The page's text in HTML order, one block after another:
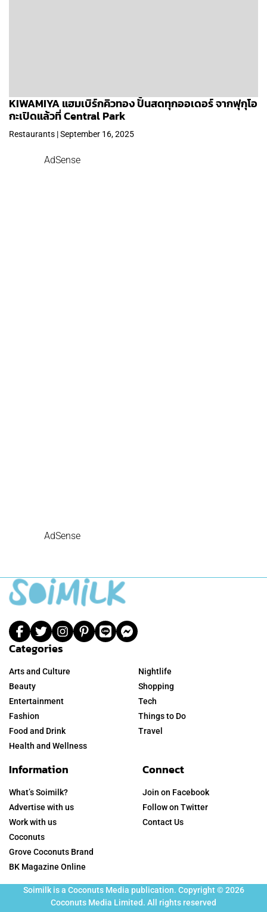
KIWAMIYA แฮมเบิร์กคิวทอง ปั้นสดทุกออเดอร์ จากฟุกุโอ
กะเปิดแล้วที่ Central Park
Restaurants | September 16, 2025
AdSense
AdSense
Categories
Arts and Culture
Beauty
Entertainment
Fashion
Food and Drink
Health and Wellness
Nightlife
Shopping
Tech
Things to Do
Travel
Information
What’s Soimilk?
Advertise with us
Work with us
Coconuts
Grove Coconuts Brand
BK Magazine Online
Connect
Join on Facebook
Follow on Twitter
Contact Us
Soimilk is a Coconuts Media publication. Copyright © 2026
Coconuts Media Limited. All rights reserved